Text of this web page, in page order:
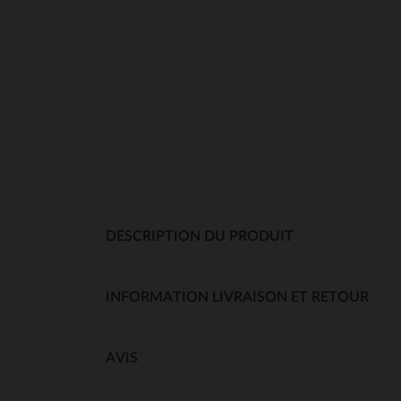
DESCRIPTION DU PRODUIT
INFORMATION LIVRAISON ET RETOUR
AVIS